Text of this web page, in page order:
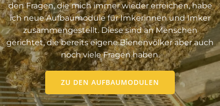
den Fragen, die mich immer wieder erreichen, habe
ich neue Aufbaumodule für Imkerinnen und Imker
zusammengestellt. Diese sind an Menschen
gerichtet, die bereits eigene Bienenvölker aber auch
noch viele Fragen haben.
ZU DEN AUFBAUMODULEN